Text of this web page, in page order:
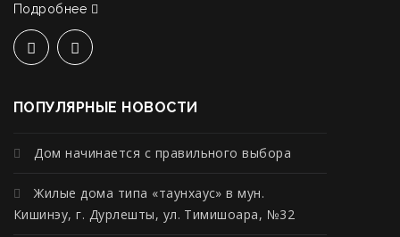
Подробнее
ПОПУЛЯРНЫЕ НОВОСТИ
Дом начинается с правильного выбора
Жилые дома типа «таунхаус» в мун.
Кишинэу, г. Дурлешты, ул. Тимишоара, №32